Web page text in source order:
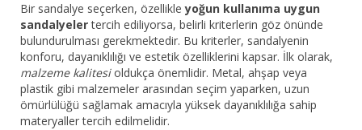
Bir sandalye seçerken, özellikleyoğun kullanıma uygun
sandalyelertercih ediliyorsa, belirli kriterlerin göz önünde
bulundurulması gerekmektedir. Bu kriterler, sandalyenin
konforu, dayanıklılığı ve estetik özelliklerini kapsar. İlk olarak,
malzeme kalitesioldukça önemlidir. Metal, ahşap veya
plastik gibi malzemeler arasından seçim yaparken, uzun
ömürlülüğü sağlamak amacıyla yüksek dayanıklılığa sahip
materyaller tercih edilmelidir.